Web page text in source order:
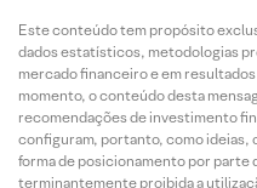
Este conteúdo tem propósito
dados estatísticos, metodologias
mercado financeiro e em
momento, o conteúdo desta
recomendações de investimento
configuram, portanto, como ideias,
forma de posicionamento por parte
terminantemente proibida a